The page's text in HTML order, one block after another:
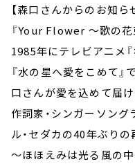
【森口さんからのお知ら
『Your Flower ～歌の花
1985年にテレビアニメ
『水の星へ愛をこめて』
口さんが愛を込めて届
作詞家・シンガーソン
ル・セダカの40年ぶり
～ほほえみは光る風の